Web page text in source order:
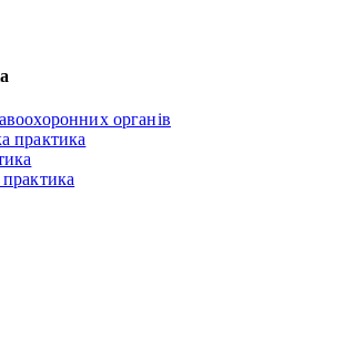
органів
практика